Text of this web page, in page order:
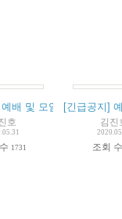
배 및 모임 중단 기간
호
1731
[긴급공지]
김진
조회